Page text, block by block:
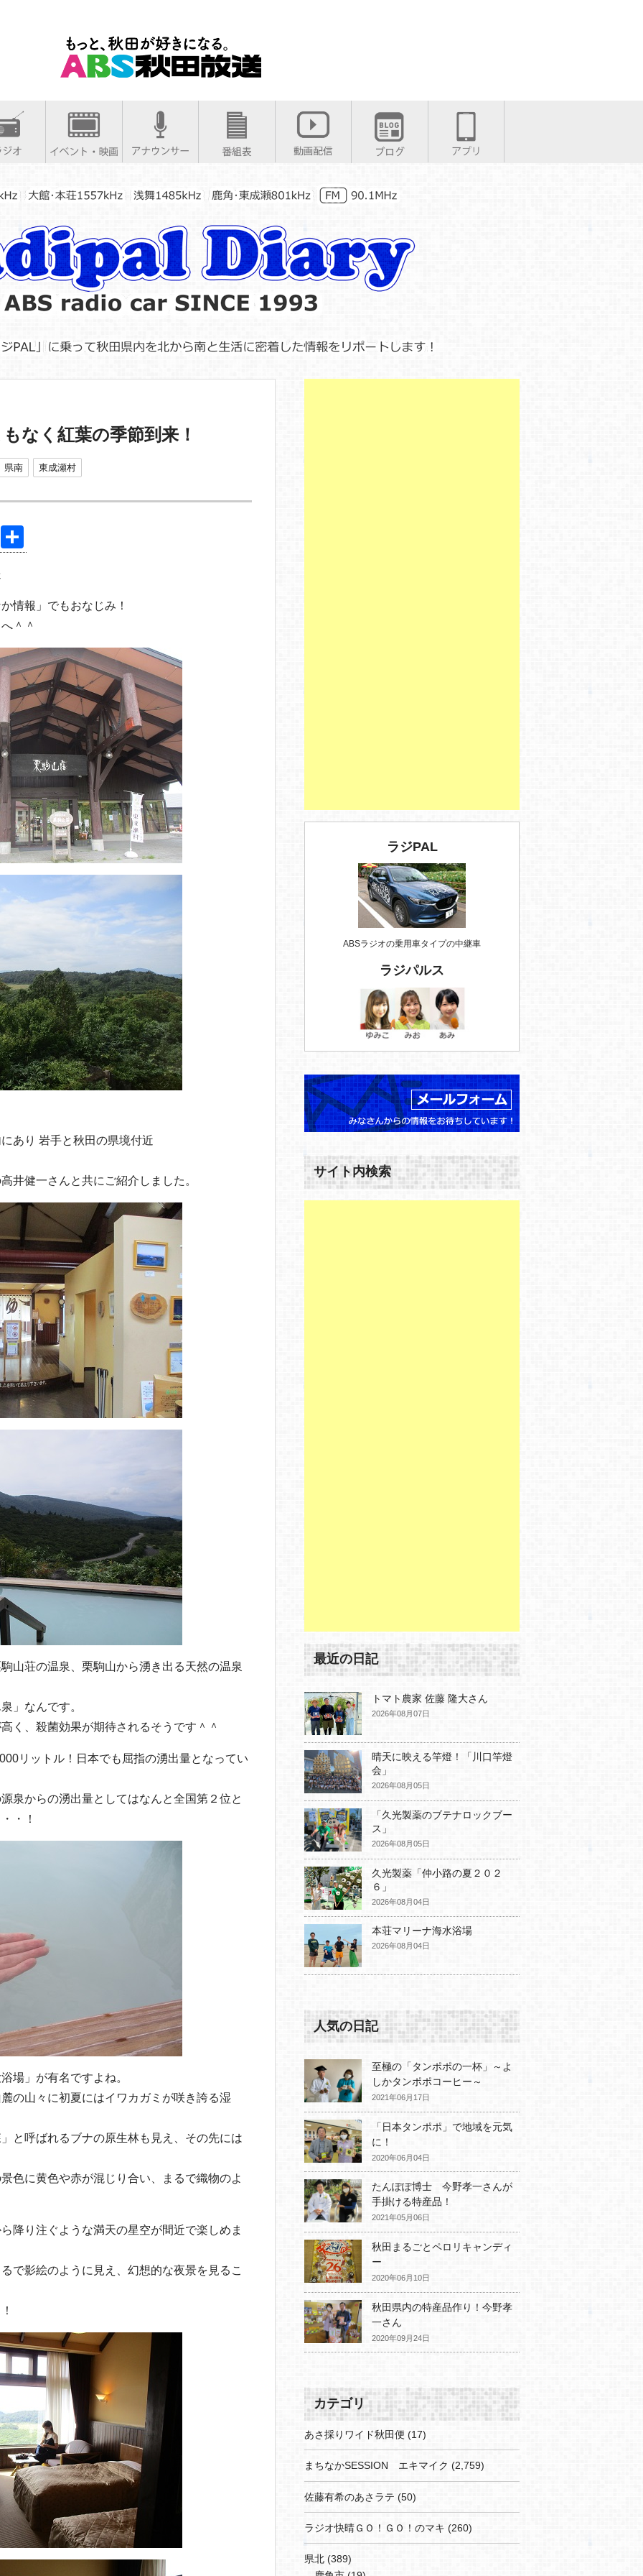
なく紅葉の季節到来！
県南 東成瀬村
Pi
st
有
情報」でもおなじみ！
＾＾
あり 岩手と秋田の県境付近
井健一さんと共にご紹介しました。
山荘の温泉、栗駒山から湧き出る天然の温泉
」なんです。
く、殺菌効果が期待されるそうです＾＾
リットル！日本でも屈指の湧出量となってい
泉からの湧出量としてはなんと全国第２位と
・！
場」が有名ですよね。
の山々に初夏にはイワカガミが咲き誇る湿
と呼ばれるブナの原生林も見え、その先には
色に黄色や赤が混じり合い、まるで織物のよ
降り注ぐような満天の星空が間近で楽しめま
で影絵のように見え、幻想的な夜景を見るこ
ラジPAL
ABSラジオの乗用車タイプの中継車
ラジパルス
サイト内検索
最近の日記
トマト農家 佐藤 隆大さん
2026年08月07日
晴天に映える竿燈！「川口竿燈
会」
2026年08月05日
「久光製薬のブテナロックブー
ス」
2026年08月05日
久光製薬「仲小路の夏２０２
６」
2026年08月04日
本荘マリーナ海水浴場
2026年08月04日
人気の日記
至極の「タンポポの一杯」～よ
しかタンポポコーヒー～
2021年06月17日
「日本タンポポ」で地域を元気
に！
2020年06月04日
たんぽぽ博士 今野孝一さんが
手掛ける特産品！
2021年05月06日
秋田まるごとペロリキャンディ
ー
2020年06月10日
秋田県内の特産品作り！今野孝
一さん
2020年09月24日
カテゴリ
あさ採りワイド秋田便 (17)
まちなかSESSION エキマイク (2,759)
佐藤有希のあさラテ (50)
ラジオ快晴ＧＯ！ＧＯ！のマキ (260)
県北 (389)